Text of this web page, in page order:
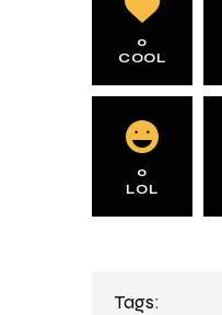
0
COOL
0
LOL
Tags: